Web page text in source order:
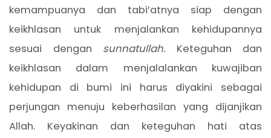
kemampuanya dan tabi’atnya siap dengan
keikhlasan untuk menjalankan kehidupannya
sesuai dengan sunnatullah. Keteguhan dan
keikhlasan dalam menjalalankan kuwajiban
kehidupan di bumi ini harus diyakini sebagai
perjungan menuju keberhasilan yang dijanjikan
Allah. Keyakinan dan keteguhan hati atas